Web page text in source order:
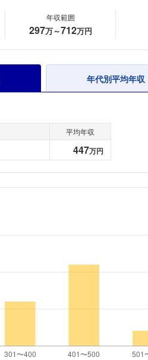
年収範囲
297万～712万円
年代別平均年収
平均年収
447万円